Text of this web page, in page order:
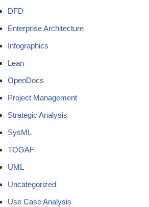
DFD
Enterprise Architecture
Infographics
Lean
OpenDocs
Project Management
Strategic Analysis
SysML
TOGAF
UML
Uncategorized
Use Case Analysis